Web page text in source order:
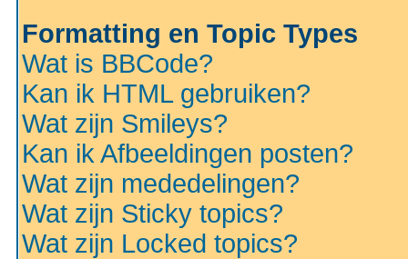
Formatting en Topic Types
Wat is BBCode?
Kan ik HTML gebruiken?
Wat zijn Smileys?
Kan ik Afbeeldingen posten?
Wat zijn mededelingen?
Wat zijn Sticky topics?
Wat zijn Locked topics?